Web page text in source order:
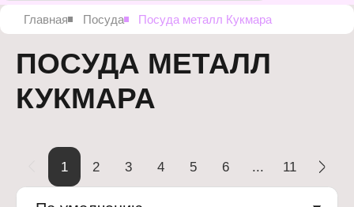
Главная Посуда Посуда металл Кукмара
ПОСУДА МЕТАЛЛ
КУКМАРА
1 2 3 4 5 6 ... 11